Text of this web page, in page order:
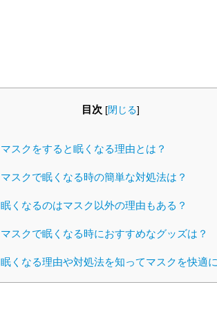
目次 [閉じる]
マスクをすると眠くなる理由とは？
マスクで眠くなる時の簡単な対処法は？
眠くなるのはマスク以外の理由もある？
マスクで眠くなる時におすすめなグッズは？
眠くなる理由や対処法を知ってマスクを快適